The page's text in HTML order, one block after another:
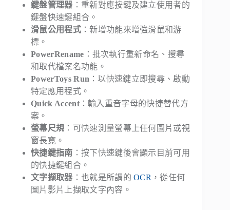
鍵盤管理器 ：重新對應按鍵及建立使用者的
鍵盤快速鍵組合。
滑鼠公用程式：新增功能來增強滑鼠和游
標。
PowerRename ：批次執行重新命名、搜尋
和取代檔案名功能。
PowerToys Run ：以快速鍵立即搜尋、啟動
特定應用程式。
Quick Accent：輸入重音字母的快捷替代方
案。
螢幕尺規 ：可快速測量螢幕上任何圖片或視
窗長寬。
快捷鍵指南 ：按下快速鍵後會顯示目前可用
的快捷鍵組合。
文字擷取器 ：也就是所謂的OCR ，從任何
圖片影片上擷取文字內容。